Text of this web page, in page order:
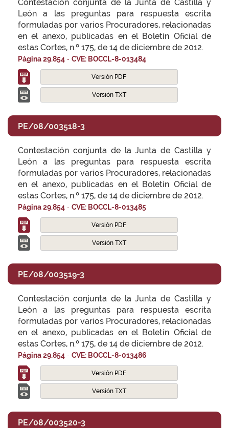
Contestación conjunta de la Junta de Castilla y
León a las preguntas para respuesta escrita
formuladas por varios Procuradores, relacionadas
en el anexo, publicadas en el Boletín Oficial de
estas Cortes, n.º 175, de 14 de diciembre de 2012.
Página 29.854 - CVE: BOCCL-8-013484
Versión PDF
Versión TXT
PE/08/003518-3
Contestación conjunta de la Junta de Castilla y
León a las preguntas para respuesta escrita
formuladas por varios Procuradores, relacionadas
en el anexo, publicadas en el Boletín Oficial de
estas Cortes, n.º 175, de 14 de diciembre de 2012.
Página 29.854 - CVE: BOCCL-8-013485
Versión PDF
Versión TXT
PE/08/003519-3
Contestación conjunta de la Junta de Castilla y
León a las preguntas para respuesta escrita
formuladas por varios Procuradores, relacionadas
en el anexo, publicadas en el Boletín Oficial de
estas Cortes, n.º 175, de 14 de diciembre de 2012.
Página 29.854 - CVE: BOCCL-8-013486
Versión PDF
Versión TXT
PE/08/003520-3